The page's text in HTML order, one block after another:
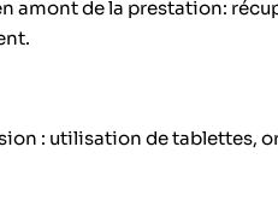
amont de la prestation:
: utilisation de tablettes,